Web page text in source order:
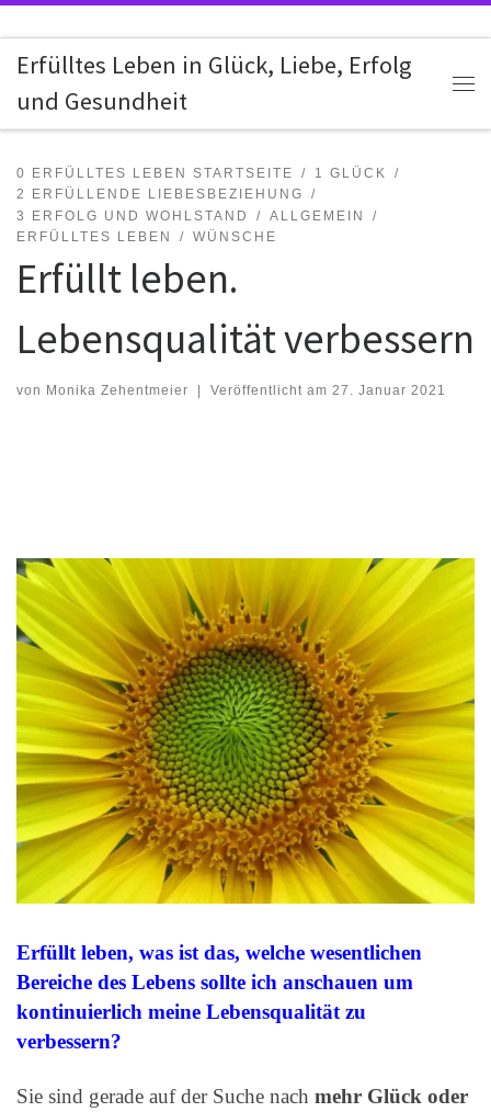
Erfülltes Leben in Glück, Liebe, Erfolg
und Gesundheit
0 ERFÜLLTES LEBEN STARTSEITE
1 GLÜCK
2 ERFÜLLENDE LIEBESBEZIEHUNG
3 ERFOLG UND WOHLSTAND
ALLGEMEIN
ERFÜLLTES LEBEN
WÜNSCHE
Erfüllt leben.
Lebensqualität verbessern
von Monika Zehentmeier Veröffentlicht am 27. Januar 2021
Erfüllt leben, was ist das, welche wesentlichen
Bereiche des Lebens sollte ich anschauen um
kontinuierlich meine Lebensqualität zu
verbessern?
Sie sind gerade auf der Suche nach mehr Glück oder